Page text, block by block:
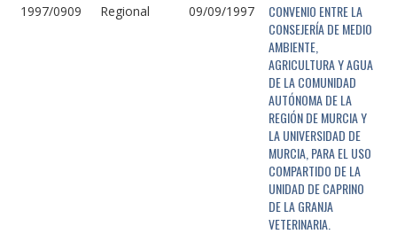
1997/0909 Regional 09/09/1997
CONVENIO ENTRE LA
CONSEJERÍA DE MEDIO
AMBIENTE,
AGRICULTURA Y AGUA
DE LA COMUNIDAD
AUTÓNOMA DE LA
REGIÓN DE MURCIA Y
LA UNIVERSIDAD DE
MURCIA, PARA EL USO
COMPARTIDO DE LA
UNIDAD DE CAPRINO
DE LA GRANJA
VETERINARIA.